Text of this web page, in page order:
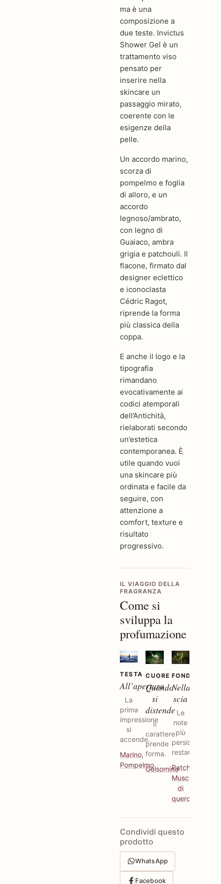
ma è una
composizione a
due teste. Invictus
Shower Gel è un
trattamento viso
pensato per
inserire nella
skincare un
passaggio mirato,
coerente con le
esigenze della
pelle.
Un accordo marino,
scorza di
pompelmo e foglia
di alloro, e un
accordo
legnoso/ambrato,
con legno di
Guaiaco, ambra
grigia e patchouli. Il
flacone, firmato dal
designer eclettico
e iconoclasta
Cédric Ragot,
riprende la forma
più classica della
coppa.
E anche il logo e la
tipografia
rimandano
evocativamente ai
codici atemporali
dell’Antichità,
rielaborati secondo
un’estetica
contemporanea. È
utile quando vuoi
una skincare più
ordinata e facile da
seguire, con
attenzione a
comfort, texture e
risultato
progressivo.
IL VIAGGIO DELLA
FRAGRANZA
Come si
sviluppa la
profumazione
TESTA
All’apertura
La
prima
impressione
si
accende.
Marino,
Pompelmo
CUORE
Quando
si
distende
Il
carattere
prende
forma.
Gelsomino
FONDO
Nella
scia
Le
note
più
persistenti
restano.
Patchouli
Muschio
di
quercia
Condividi questo
prodotto
WhatsApp
Facebook